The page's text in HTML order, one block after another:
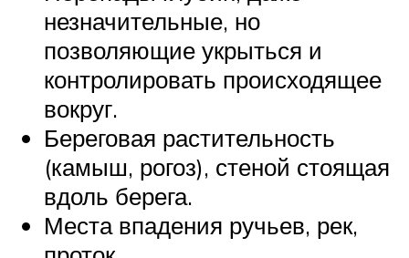
незначительные, но
позволяющие укрыться и
контролировать происходящее
вокруг.
Береговая растительность
(камыш, рогоз), стеной стоящая
вдоль берега.
Места впадения ручьев, рек,